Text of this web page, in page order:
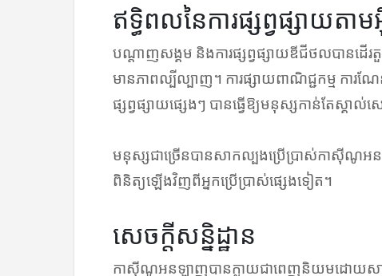
ឥទ្ធិពលនៃការផ្សព្វផ្សាយត
បណ្តាញសង្គម និងការផ្សព្វផ្សាយឌីជីថលបានដើ
មានភាពល្បីល្បាញ។ ការផ្សាយពាណិជ្ជកម្ម ការ
ផ្សព្វផ្សាយផ្សេងៗ បានធ្វើឱ្យមនុស្សកាន់តែស្គាល់ស
មនុស្សជាច្រើនបានសាកល្បងប្រើប្រាស់កាស៊ីណូអន
ពិនិត្យឡើងវិញពីអ្នកប្រើប្រាស់ផ្សេងទៀត។
សេចក្តីសន្និដ្ឋាន
កាស៊ីណូអនឡាញបានក្លាយជាពេញនិយមដោយសារកត្